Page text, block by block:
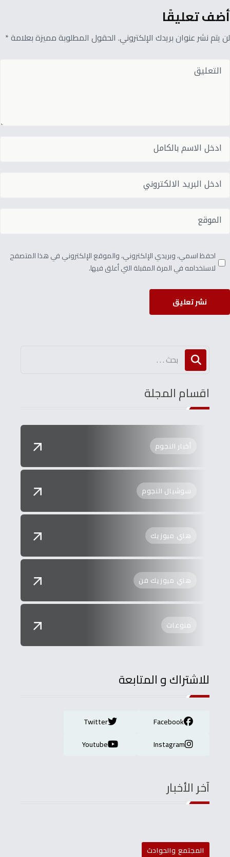
أضف تعليقًا
لن يتم نشر عنوان بريدك الإلكتروني. الحقول المطلوبة مميزة بعلامة *
احفظ اسمي، وبريدي الإلكتروني، والموقع الإلكتروني في هذا المتصفح
لاستخدامه في المرة المقبلة التي أعلق فيها.
نشر تعليق
اقسام المجلة
أخبار النجوم
سوشيال النجوم
هاي ميوزيك
هاي ميوزيك فن
منوعات
للاشتراك و المتابعة
Facebook
Twitter
Instagram
Youtube
آخر الأخبار
المجتمع والحوادث